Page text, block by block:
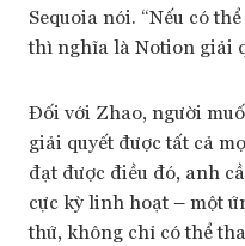
Sequoia nói. “Nếu có
thì nghĩa là Notion giải
Đối với Zhao, người
giải quyết được tất cả
đạt được điều đó, anh
cực kỳ linh hoạt – một
thứ, không chỉ có thể